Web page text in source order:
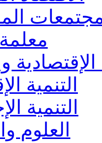
معلمة
الإقتصادية
التنمية
التنمية
العلوم